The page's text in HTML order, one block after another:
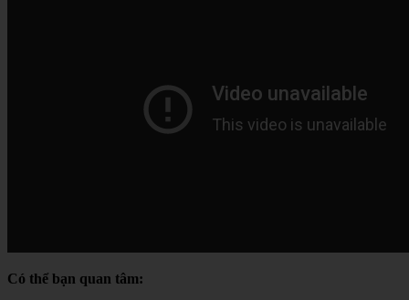
Có thể bạn quan tâm: